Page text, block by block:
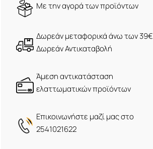
Mε την αγορά των προϊόντων
Δωρεάν μεταφορικά άνω των 39€
Δωρεάν Αντικαταβολή
Άμεση αντικατάσταση
ελαττωματικών προϊόντων
Eπικοινωνήστε μαζί μας στο
2541021622